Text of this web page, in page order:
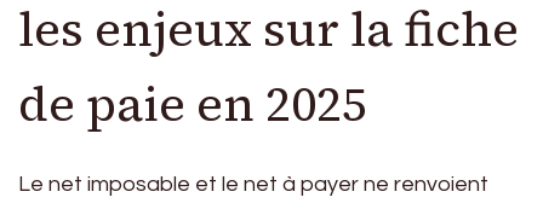
les enjeux sur la fiche
de paie en 2025
Le net imposable et le net à payer ne renvoient